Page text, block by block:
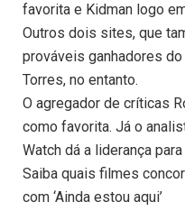
favorita e Kidman logo
Outros dois sites, que
prováveis ganhadores
Torres, no entanto.
O agregador de críticas
como favorita. Já o
Watch dá a liderança
Saiba quais filmes
com ‘Ainda estou aqui’